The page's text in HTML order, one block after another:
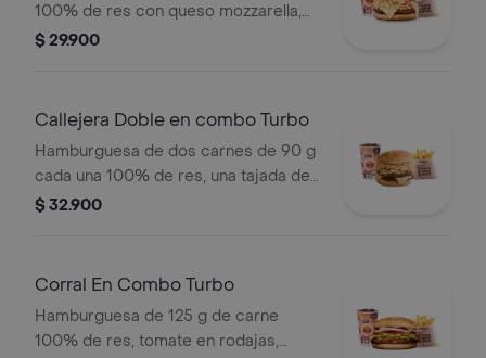
100% de res con queso mozzarella,
papas callejera y salsas en pan
$ 29.900
Callejera Doble en combo Turbo
Hamburguesa de dos carnes de 90 g
cada una 100% de res, una tajada de
queso tipo mozzarella, papas
papas Corral medianas + bebida PET
$ 32.900
Corral En Combo Turbo
Hamburguesa de 125 g de carne
100% de res, tomate en rodajas,